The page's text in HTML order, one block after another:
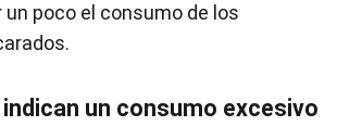
poco el consumo de los
un consumo excesivo